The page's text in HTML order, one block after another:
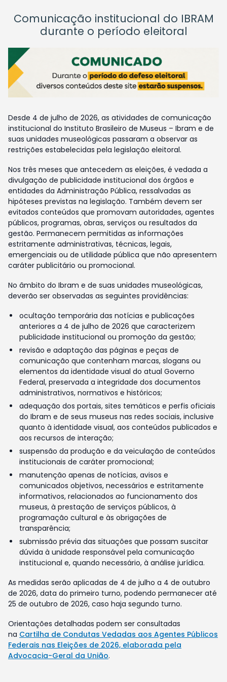
Comunicação institucional do IBRAM
durante o período eleitoral
Desde 4 de julho de 2026, as atividades de comunicação
institucional do Instituto Brasileiro de Museus – Ibram e de
suas unidades museológicas passaram a observar as
restrições estabelecidas pela legislação eleitoral.
Nos três meses que antecedem as eleições, é vedada a
divulgação de publicidade institucional dos órgãos e
entidades da Administração Pública, ressalvadas as
hipóteses previstas na legislação. Também devem ser
evitados conteúdos que promovam autoridades, agentes
públicos, programas, obras, serviços ou resultados da
gestão. Permanecem permitidas as informações
estritamente administrativas, técnicas, legais,
emergenciais ou de utilidade pública que não apresentem
caráter publicitário ou promocional.
No âmbito do Ibram e de suas unidades museológicas,
deverão ser observadas as seguintes providências:
ocultação temporária das notícias e publicações
anteriores a 4 de julho de 2026 que caracterizem
publicidade institucional ou promoção da gestão;
revisão e adaptação das páginas e peças de
comunicação que contenham marcas, slogans ou
elementos da identidade visual do atual Governo
Federal, preservada a integridade dos documentos
administrativos, normativos e históricos;
adequação dos portais, sites temáticos e perfis oficiais
do Ibram e de seus museus nas redes sociais, inclusive
quanto à identidade visual, aos conteúdos publicados e
aos recursos de interação;
suspensão da produção e da veiculação de conteúdos
institucionais de caráter promocional;
manutenção apenas de notícias, avisos e
comunicados objetivos, necessários e estritamente
informativos, relacionados ao funcionamento dos
museus, à prestação de serviços públicos, à
programação cultural e às obrigações de
transparência;
submissão prévia das situações que possam suscitar
dúvida à unidade responsável pela comunicação
institucional e, quando necessário, à análise jurídica.
As medidas serão aplicadas de 4 de julho a 4 de outubro
de 2026, data do primeiro turno, podendo permanecer até
25 de outubro de 2026, caso haja segundo turno.
Orientações detalhadas podem ser consultadas
na Cartilha de Condutas Vedadas aos Agentes Públicos
Federais nas Eleições de 2026, elaborada pela
Advocacia-Geral da União.